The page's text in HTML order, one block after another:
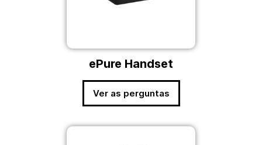
ePure Handset
Ver as perguntas